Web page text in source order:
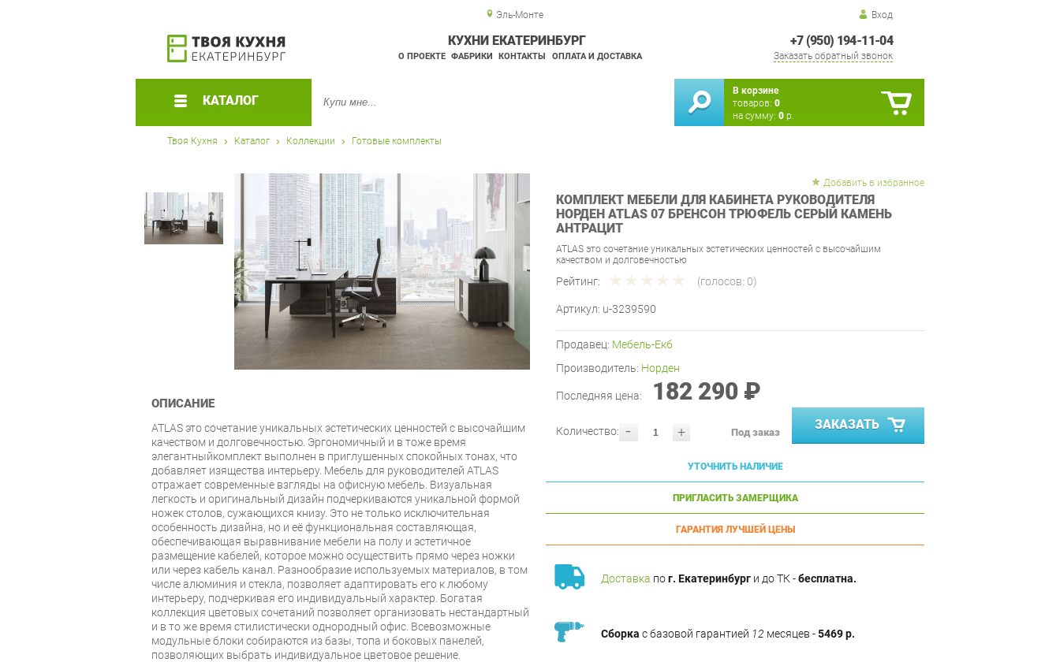
Эль-Монте Вход
+7 (950) 194-11-04
Заказать обратный звонок
КУХНИ ЕКАТЕРИНБУРГ
О ПРОЕКТЕ ФАБРИКИ КОНТАКТЫ ОПЛАТА И ДОСТАВКА
КАТАЛОГ
В корзине
товаров: 0
на сумму: 0 р.
Твоя Кухня Каталог Коллекции Готовые комплекты
Добавить в избранное
КОМПЛЕКТ МЕБЕЛИ ДЛЯ КАБИНЕТА РУКОВОДИТЕЛЯ
НОРДЕН ATLAS 07 БРЕНСОН ТРЮФЕЛЬ СЕРЫЙ КАМЕНЬ
АНТРАЦИТ
ATLAS это сочетание уникальных эстетических ценностей с высочайшим
качеством и долговечностью
Рейтинг: (голосов: 0)
Артикул: u-3239590
Продавец: Мебель-Екб
Производитель: Норден
Последняя цена: 182 290 ₽
- +
Количество: Под заказ
ЗАКАЗАТЬ
УТОЧНИТЬ НАЛИЧИЕ
ПРИГЛАСИТЬ ЗАМЕРЩИКА
ГАРАНТИЯ ЛУЧШЕЙ ЦЕНЫ
Доставка пог. Екатеринбург и до ТК -бесплатна.
Сборка с базовой гарантией 12 месяцев -5469 р.
ОПИСАНИЕ
ATLAS это сочетание уникальных эстетических ценностей с высочайшим
качеством и долговечностью. Эргономичный и в тоже время
элегантныйкомплект выполнен в приглушенных спокойных тонах, что
добавляет изящества интерьеру. Мебель для руководителей ATLAS
отражает современные взгляды на офисную мебель. Визуальная
легкость и оригинальный дизайн подчеркиваются уникальной формой
ножек столов, сужающихся книзу. Это не только исключительная
особенность дизайна, но и её функциональная составляющая,
обеспечивающая выравнивание мебели на полу и эстетичное
размещение кабелей, которое можно осуществить прямо через ножки
или через кабель канал. Разнообразие используемых материалов, в том
числе алюминия и стекла, позволяет адаптировать его к любому
интерьеру, подчеркивая его индивидуальный характер. Богатая
коллекция цветовых сочетаний позволяет организовать нестандартный
и в то же время стилистически однородный офис. Всевозможные
модульные блоки собираются из базы, топа и боковых панелей,
позволяющих выбрать индивидуальное цветовое решение.